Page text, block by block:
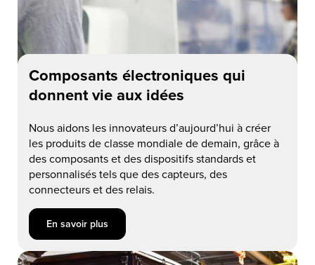
Composants électroniques qui
donnent vie aux idées
Nous aidons les innovateurs d’aujourd’hui à créer
les produits de classe mondiale de demain, grâce à
des composants et des dispositifs standards et
personnalisés tels que des capteurs, des
connecteurs et des relais.
En savoir plus about Composants électroniques qui
En savoir plus